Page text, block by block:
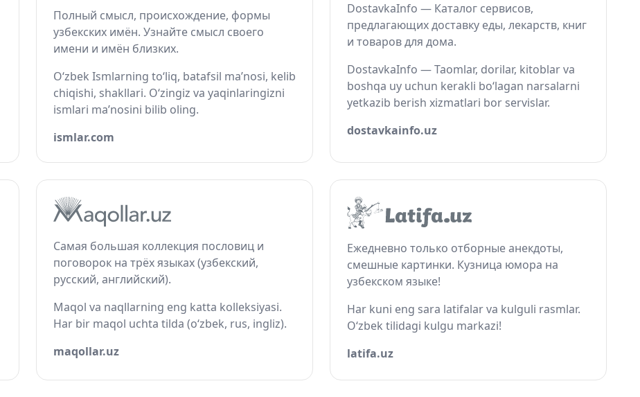
Полный смысл, происхождение, формы
узбекских имён. Узнайте смысл своего
имени и имён близких.
O‘zbek Ismlarning to‘liq, batafsil ma’nosi, kelib
chiqishi, shakllari. O‘zingiz va yaqinlaringizni
ismlari ma’nosini bilib oling.
ismlar.com
DostavkaInfo — Каталог сервисов,
предлагающих доставку еды, лекарств, книг
и товаров для дома.
DostavkaInfo — Taomlar, dorilar, kitoblar va
boshqa uy uchun kerakli bo‘lagan narsalarni
yetkazib berish xizmatlari bor servislar.
dostavkainfo.uz
Самая большая коллекция пословиц и
поговорок на трёх языках (узбекский,
русский, английский).
Maqol va naqllarning eng katta kolleksiyasi.
Har bir maqol uchta tilda (o‘zbek, rus, ingliz).
maqollar.uz
Ежедневно только отборные анекдоты,
смешные картинки. Кузница юмора на
узбекском языке!
Har kuni eng sara latifalar va kulguli rasmlar.
O‘zbek tilidagi kulgu markazi!
latifa.uz